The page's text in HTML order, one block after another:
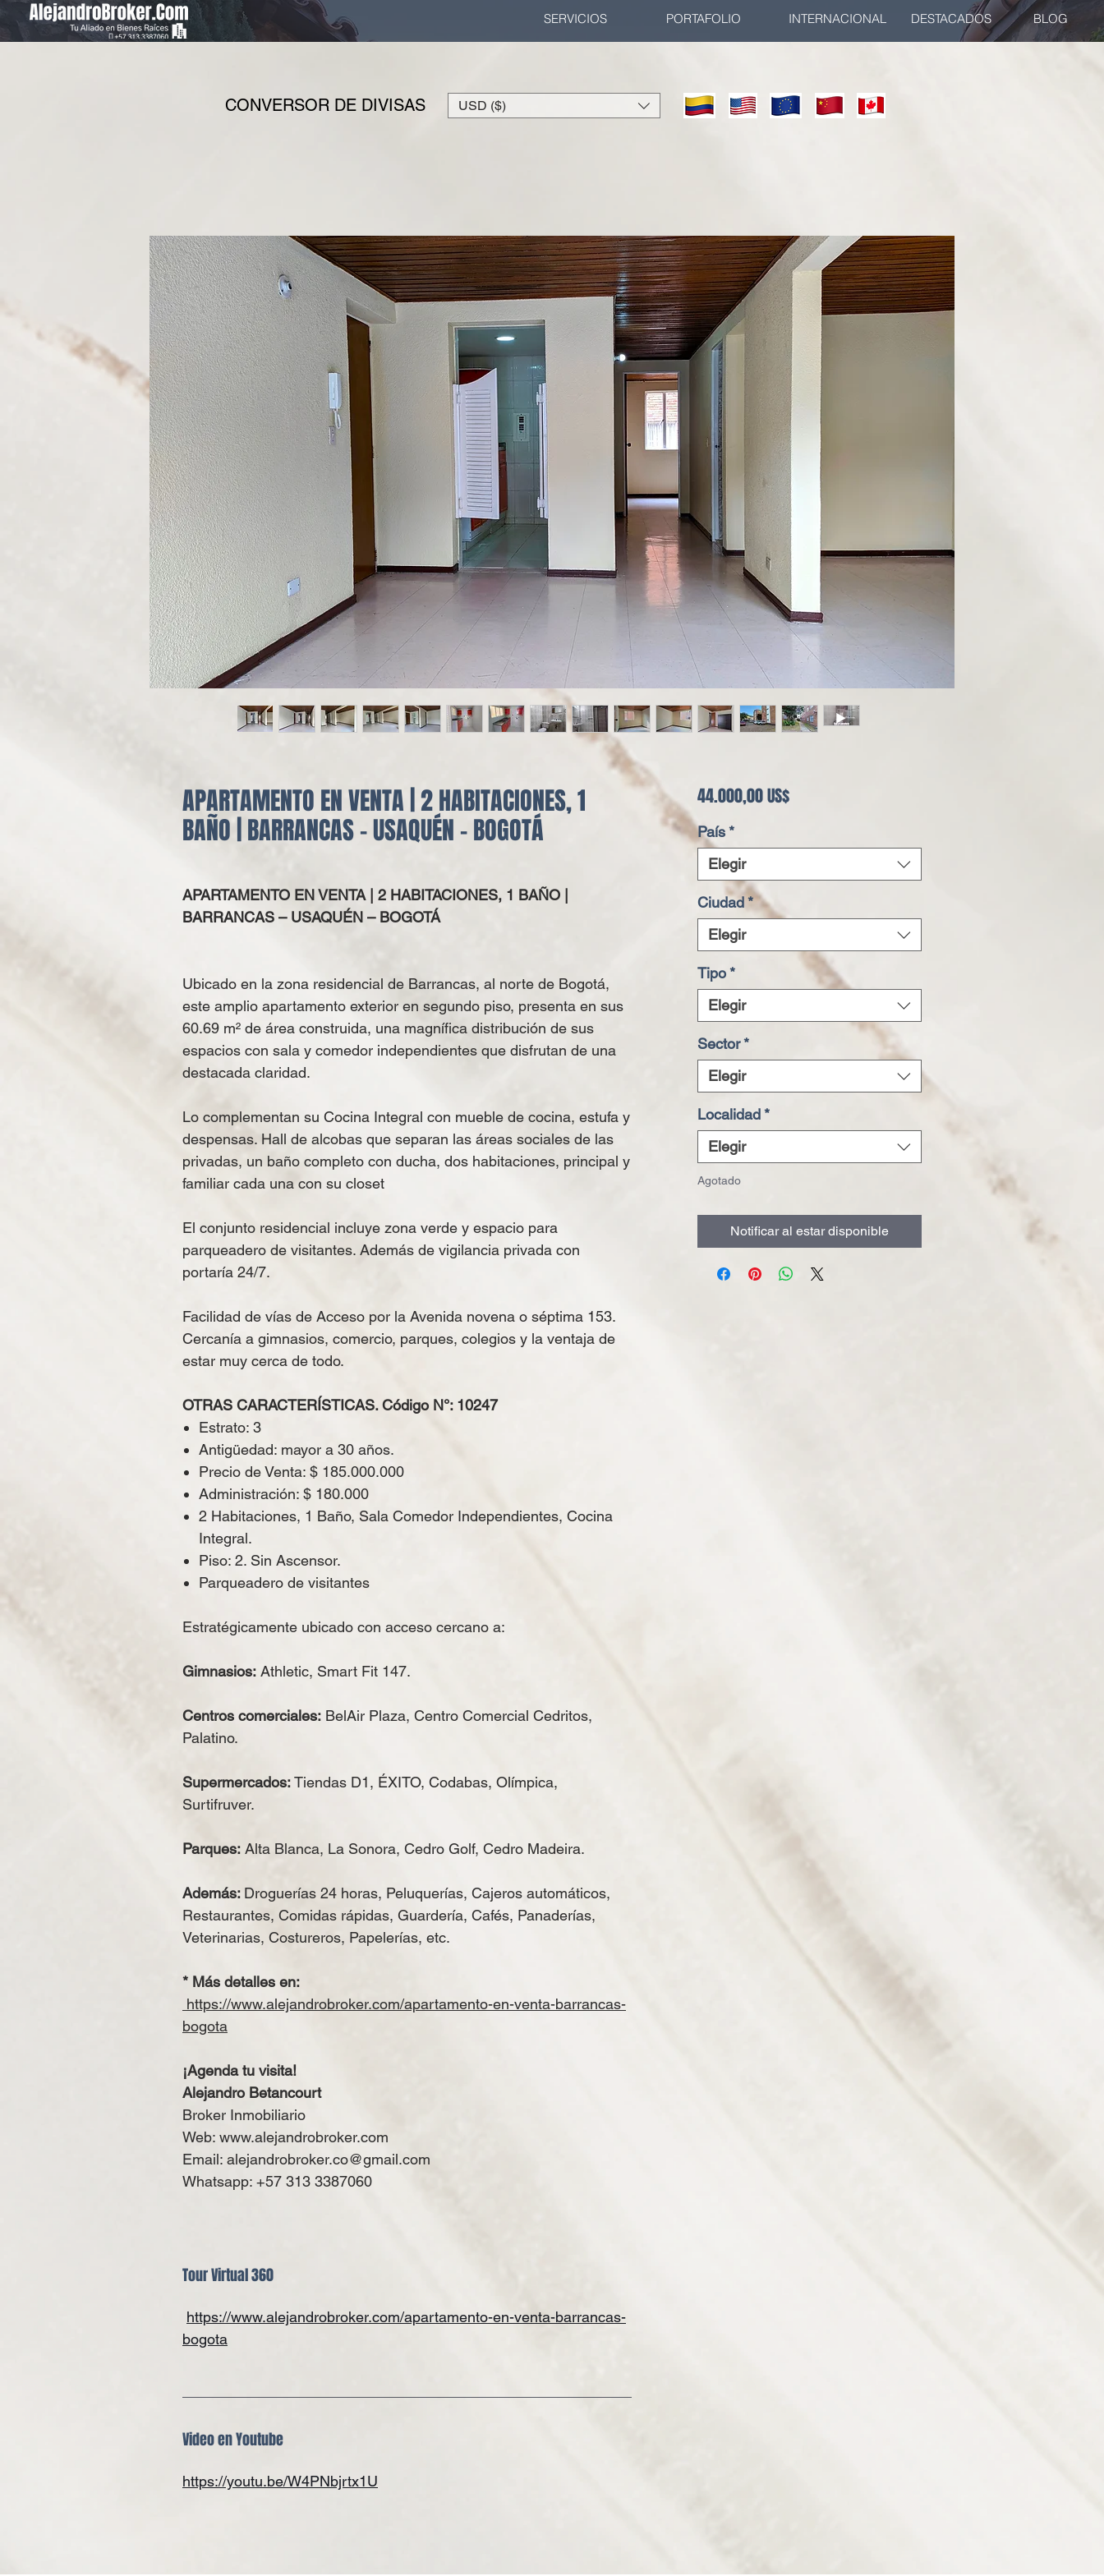
SERVICIOS PORTAFOLIO INTERNACIONAL DESTACADOS BLOG
CONVERSOR DE DIVISAS USD ($)
APARTAMENTO EN VENTA | 2 HABITACIONES, 1
BAÑO | BARRANCAS – USAQUÉN – BOGOTÁ
APARTAMENTO EN VENTA | 2 HABITACIONES, 1 BAÑO |
BARRANCAS – USAQUÉN – BOGOTÁ
Ubicado en la zona residencial de Barrancas, al norte de Bogotá,
este amplio apartamento exterior en segundo piso, presenta en sus
60.69 m² de área construida, una magnífica distribución de sus
espacios con sala y comedor independientes que disfrutan de una
destacada claridad.
Lo complementan su Cocina Integral con mueble de cocina, estufa y
despensas. Hall de alcobas que separan las áreas sociales de las
privadas, un baño completo con ducha, dos habitaciones, principal y
familiar cada una con su closet
El conjunto residencial incluye zona verde y espacio para
parqueadero de visitantes. Además de vigilancia privada con
portaría 24/7.
Facilidad de vías de Acceso por la Avenida novena o séptima 153.
Cercanía a gimnasios, comercio, parques, colegios y la ventaja de
estar muy cerca de todo.
OTRAS CARACTERÍSTICAS. Código N°: 10247
​Estrato: 3
Antigüedad: mayor a 30 años.
Precio de Venta: $ 185.000.000
Administración: $ 180.000
2 Habitaciones, 1 Baño, Sala Comedor Independientes, Cocina
Integral.
Piso: 2. Sin Ascensor.
Parqueadero de visitantes
Estratégicamente ubicado con acceso cercano a:
Gimnasios: Athletic, Smart Fit 147.
Centros comerciales: BelAir Plaza, Centro Comercial Cedritos,
Palatino.
Supermercados:Tiendas D1, ÉXITO, Codabas, Olímpica,
Surtifruver.
Parques: Alta Blanca, La Sonora, Cedro Golf, Cedro Madeira.
Además: Droguerías 24 horas, Peluquerías, Cajeros automáticos,
Restaurantes, Comidas rápidas, Guardería, Cafés, Panaderías,
Veterinarias, Costureros, Papelerías, etc.
* Más detalles en:
https://www.alejandrobroker.com/apartamento-en-venta-barrancas-
bogota
¡Agenda tu visita!
Alejandro Betancourt
Broker Inmobiliario
Web: www.alejandrobroker.com
Email: alejandrobroker.co@gmail.com
Whatsapp: +57 313 3387060
Tour Virtual 360
https://www.alejandrobroker.com/apartamento-en-venta-barrancas-
bogota
Video en Youtube
https://youtu.be/W4PNbjrtx1U
44.000,00 US$Precio
País *
Elegir
Ciudad *
Elegir
Tipo *
Elegir
Sector *
Elegir
Localidad *
Elegir
Agotado
Notificar al estar disponible